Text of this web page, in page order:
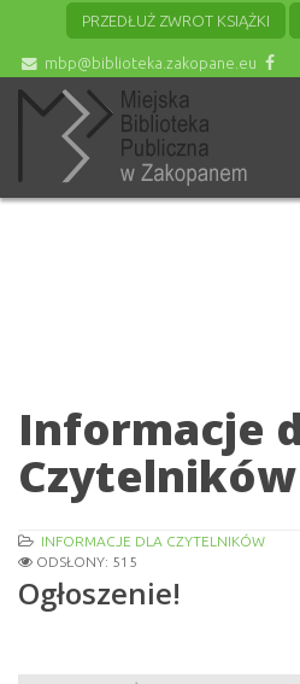
PRZEDŁUŻ ZWROT KSIĄŻKI
mbp@biblioteka.zakopane.eu
Informacje
Czytelników
INFORMACJE DLA CZYTELNIKÓW
ODSŁONY: 515
Ogłoszenie!